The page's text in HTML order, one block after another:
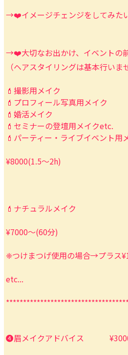
→❤️イメージチェンジをしてみた
→❤️大切なお出かけ、イベントの
（ヘアスタイリングは基本行いま
💄撮影用メイク
💄プロフィール写真用メイク
💄婚活メイク
💄セミナーの登壇用メイクetc.
💄パーティー・ライブイベント用
¥8000(1.5〜2h)
💄ナチュラルメイク
¥7000〜(60分)
❈つけまつげ使用の場合→プラス
etc...
❹眉メイクアドバイス